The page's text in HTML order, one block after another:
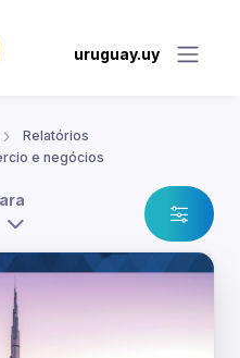
uruguay.uy
Relatórios
e negócios